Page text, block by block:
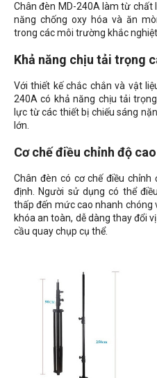
Chân đèn MD-240A làm từ chất
năng chống oxy hóa và ăn
trong các môi trường khắc
Khả năng chịu tải trọng
Với thiết kế chắc chắn và vật
240A có khả năng chịu tải
lực từ các thiết bị chiếu sáng
lớn.
Cơ chế điều chỉnh độ
Chân đèn có cơ chế điều
định. Người sử dụng có thể
thấp đến mức cao nhanh chóng
khóa an toàn, dễ dàng thay đổi
cầu quay chụp cụ thể.